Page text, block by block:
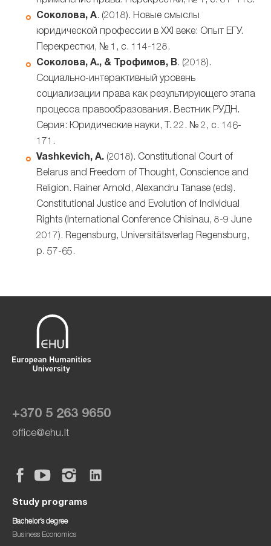
Соколова, А. (2018). Новые смыслы
юридической профессии в XXI веке: Опыт ЕГУ.
Перекрестки, № 1, c. 114-128.
Соколова, А., & Трофимов, В. (2018).
Социально-интерактивный уровень
социализации права как результирующего этапа
процесса правообразования. Вестник РУДН.
Серия: Юридические науки, Т. 22. № 2, c. 146-
171.
Vashkevich, A. (2018). Constitutional Court of
Belarus and Freedom of Thought, Conscience and
Religion. Rainer Arnold, Alexandru Tanase (eds).
Constitutional Justice and Evolution of Individual
Rights (International Conference Chisinau, 8-9 June
2017). Regensburg, Universitätsverlag Regensburg,
p. 57-65.
+370 5 263 9650
office@ehu.lt
Study programs
Bachelor’s degree
Business Economics